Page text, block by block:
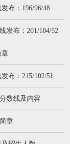
布：196/96/48
发布：201/104/52
章
布：215/102/51
数线及内容
章